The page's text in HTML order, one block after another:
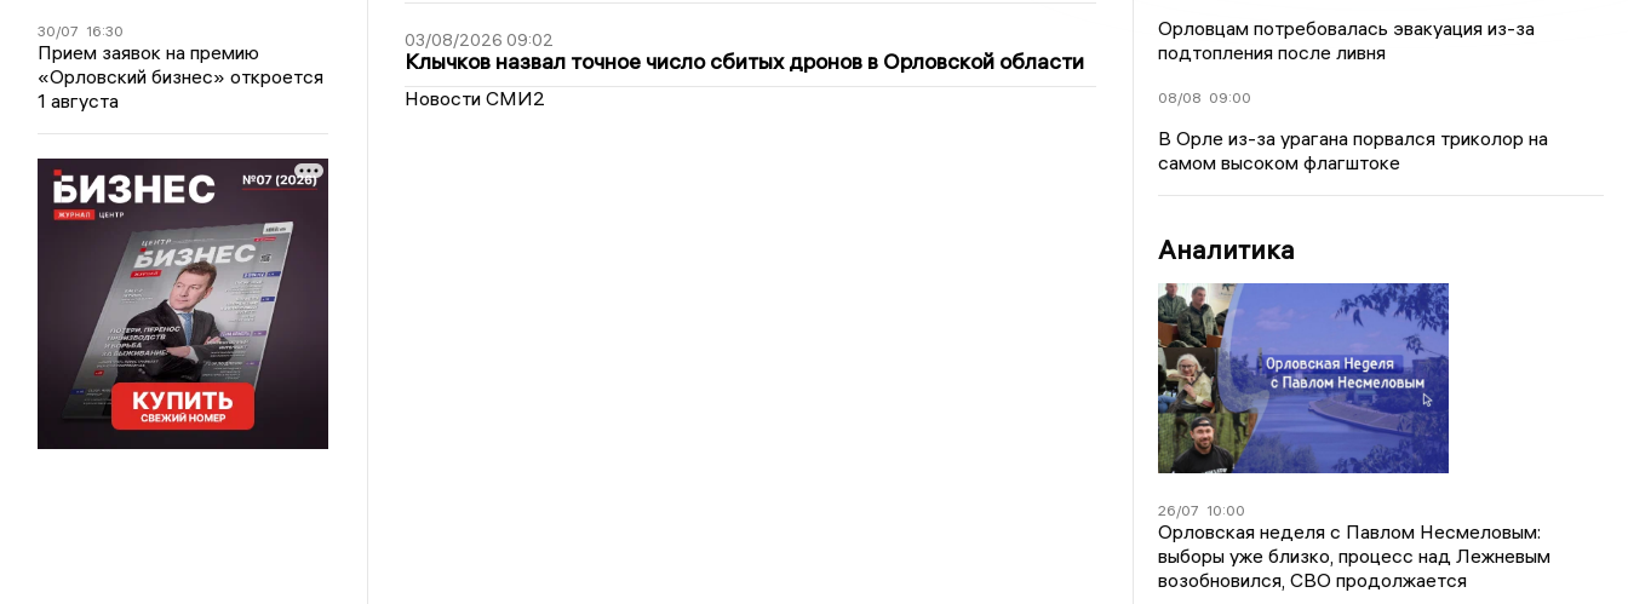
30/07 16:30
Прием заявок на премию
«Орловский бизнес» откроется
1 августа
03/08/2026 09:02
Клычков назвал точное число сбитых дронов в Орловской области
Новости СМИ2
Орловцам потребовалась эвакуация из-за
подтопления после ливня
08/08 09:00
В Орле из-за урагана порвался триколор на
самом высоком флагштоке
Аналитика
26/07 10:00
Орловская неделя с Павлом Несмеловым:
выборы уже близко, процесс над Лежневым
возобновился, СВО продолжается